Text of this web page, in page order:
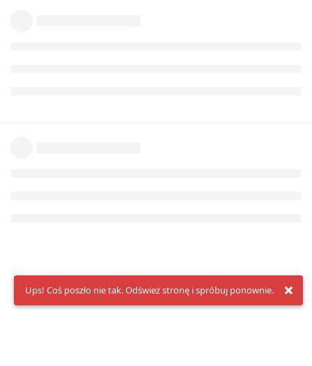
Ups! Coś poszło nie tak. Odśwież stronę i spróbuj ponownie.